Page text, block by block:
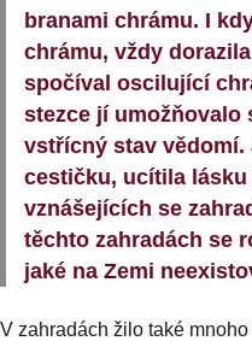
branami chrámu. I
chrámu, vždy
spočíval oscilující
stezce jí umožňovalo
vstřícný stav vědomí.
cestičku, ucítila
vznášejících se
těchto zahradách se
jaké na Zemi
V zahradách žilo také